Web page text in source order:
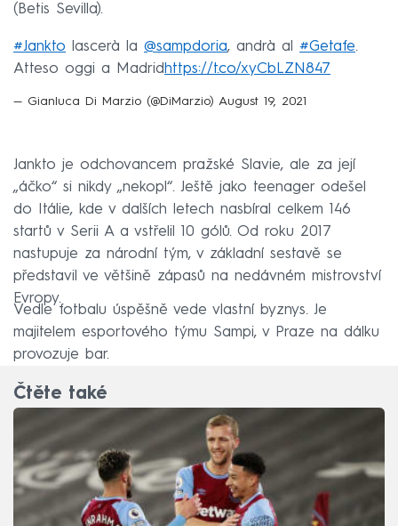
(Betis Sevilla).
#Jankto lascerà la @sampdoria, andrà al #Getafe.
Atteso oggi a Madrid https://t.co/xyCbLZN847
— Gianluca Di Marzio (@DiMarzio) August 19, 2021
Jankto je odchovancem pražské Slavie, ale za její
„áčko“ si nikdy „nekopl“. Ještě jako teenager odešel
do Itálie, kde v dalších letech nasbíral celkem 146
startů v Serii A a vstřelil 10 gólů. Od roku 2017
nastupuje za národní tým, v základní sestavě se
představil ve většině zápasů na nedávném mistrovství
Evropy.
Vedle fotbalu úspěšně vede vlastní byznys. Je
majitelem esportového týmu Sampi, v Praze na dálku
provozuje bar.
Čtěte také